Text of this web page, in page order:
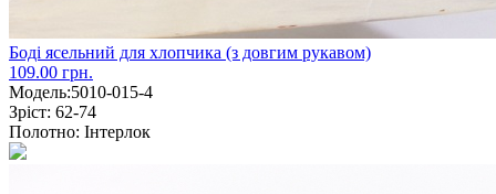
Боді ясельний для хлопчика (з довгим рукавом)
109.00 грн.
Модель:5010-015-4
Зріст: 62-74
Полотно: Інтерлок